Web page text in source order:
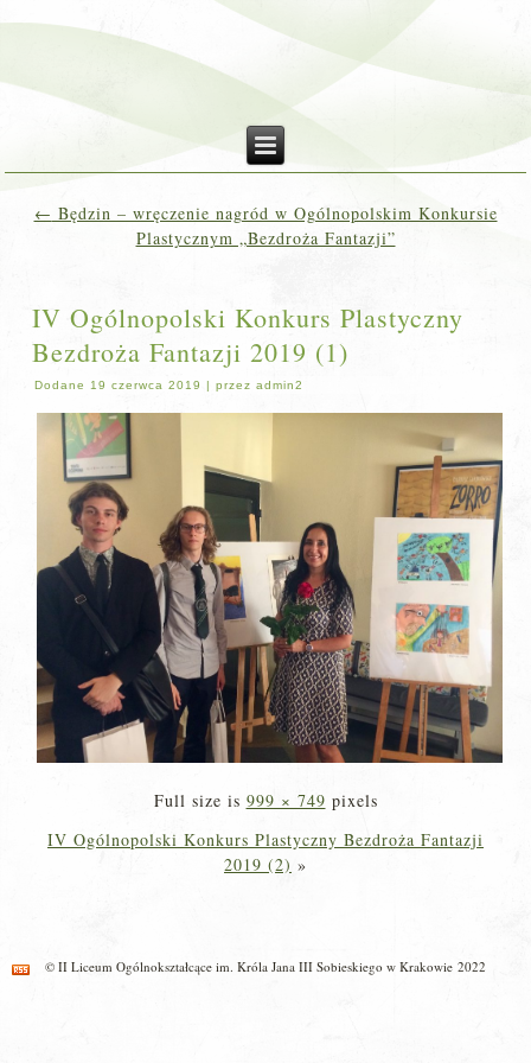
← Będzin – wręczenie nagród w Ogólnopolskim Konkursie
Plastycznym „Bezdroża Fantazji”
IV Ogólnopolski Konkurs Plastyczny
Bezdroża Fantazji 2019 (1)
Dodane 19 czerwca 2019 |przez admin2
Full size is 999 × 749 pixels
IV Ogólnopolski Konkurs Plastyczny Bezdroża Fantazji
2019 (2) »
© II Liceum Ogólnokształcące im. Króla Jana III Sobieskiego w Krakowie 2022